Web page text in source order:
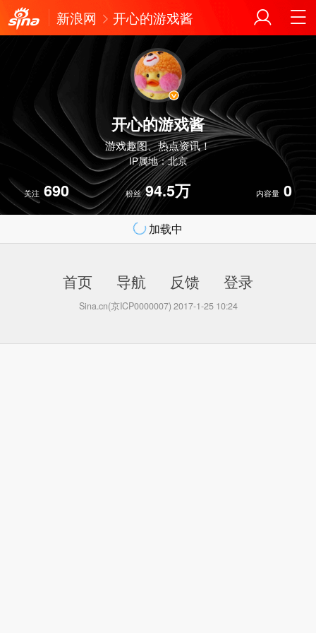
新浪网 开心的游戏酱
开心的游戏酱
游戏趣图、热点资讯！
IP属地：北京
关注 690 粉丝 94.5万 内容量 0
加载中
首页 导航 反馈 登录
Sina.cn(京ICP0000007) 2017-1-25 10:24